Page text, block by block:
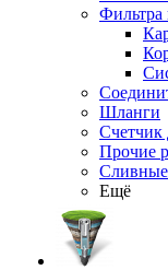
Фильтра
Шланги
Счетчик
Прочие
Сливные
Ещё